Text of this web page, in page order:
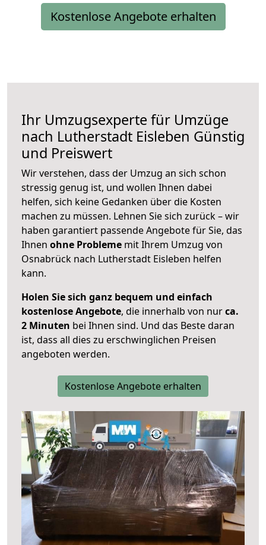
Kostenlose Angebote erhalten
Ihr Umzugsexperte für Umzüge
nach Lutherstadt Eisleben Günstig
und Preiswert
Wir verstehen, dass der Umzug an sich schon
stressig genug ist, und wollen Ihnen dabei
helfen, sich keine Gedanken über die Kosten
machen zu müssen. Lehnen Sie sich zurück – wir
haben garantiert passende Angebote für Sie, das
Ihnen ohne Probleme mit Ihrem Umzug von
Osnabrück nach Lutherstadt Eisleben helfen
kann.
Holen Sie sich ganz bequem und einfach
kostenlose Angebote, die innerhalb von nurca.
2 Minuten bei Ihnen sind. Und das Beste daran
ist, dass all dies zu erschwinglichen Preisen
angeboten werden.
Kostenlose Angebote erhalten